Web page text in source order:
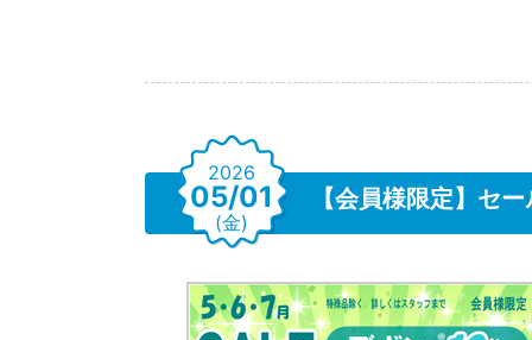
【会員様限定】セ
2026
05/01
(金)